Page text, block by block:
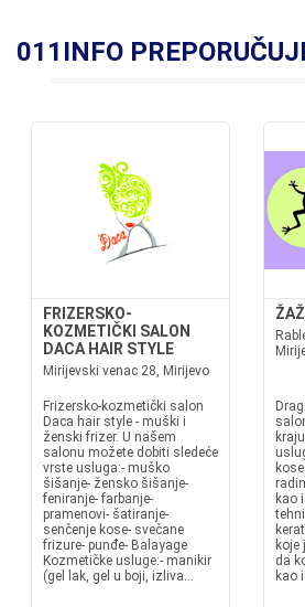
011INFO
FRIZERSKO-
KOZMETIČKI SALON
DACA HAIR STYLE
Mirijevski venac 28, Mirijevo
Frizersko-kozmetički salon
Daca hair style - muški i
ženski frizer. U našem
salonu možete dobiti sledeće
vrste usluga:- muško
šišanje- žensko šišanje-
feniranje- farbanje-
pramenovi- šatiranje-
senčenje kose- svečane
frizure- punđe- Balayage
Kozmetičke usluge:- manikir
(gel lak, gel u boji, izliva...
kao
koje
da
kao